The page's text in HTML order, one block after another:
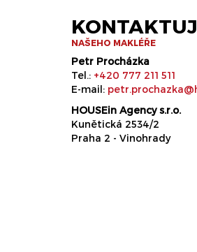
NAŠEHO MAKLÉŘE
Petr Procházka
Tel.: +420 777 211 511
E-mail:
HOUSEin Agency s.r.o.
Kunětická 2534/2
Praha 2 - Vinohrady